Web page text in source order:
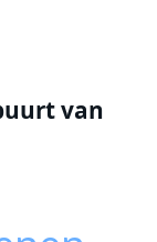
van